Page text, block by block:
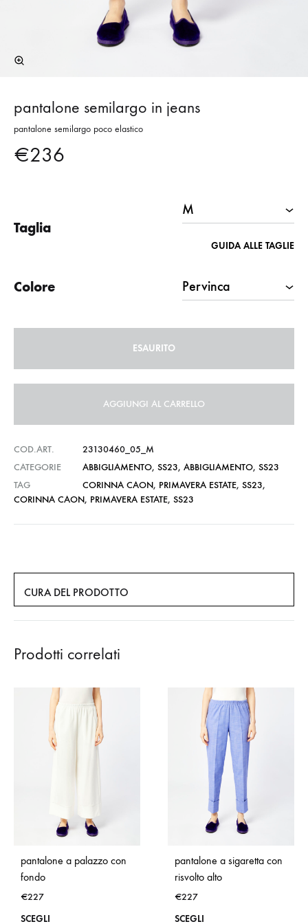
pantalone semilargo in jeans
pantalone semilargo poco elastico
€236
Taglia
GUIDA ALLE TAGLIE
Colore
ESAURITO
AGGIUNGI AL CARRELLO
COD.ART.
23130460_05_M
CATEGORIE
ABBIGLIAMENTO, SS23, ABBIGLIAMENTO, SS23
TAG
CORINNA CAON, PRIMAVERA ESTATE, SS23,
CORINNA CAON, PRIMAVERA ESTATE, SS23
CURA DEL PRODOTTO
Prodotti correlati
pantalone a palazzo con
fondo
€227
SCEGLI
pantalone a sigaretta con
risvolto alto
€227
SCEGLI